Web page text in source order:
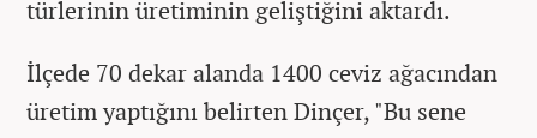
türlerinin üretiminin geliştiğini aktardı.
İlçede 70 dekar alanda 1400 ceviz ağacından
üretim yaptığını belirten Dinçer, "Bu sene